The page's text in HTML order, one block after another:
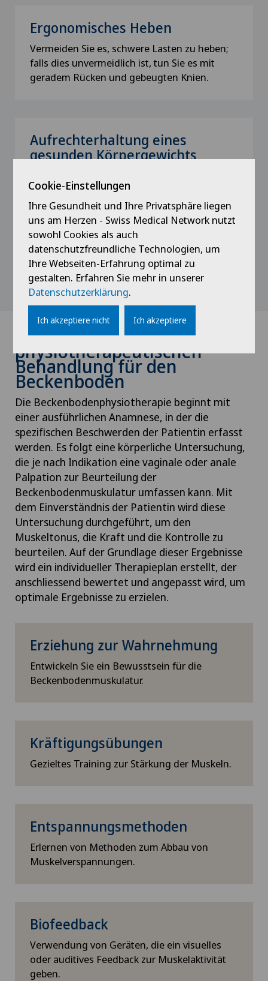
Ergonomisches Heben
Vermeiden Sie es, schwere Lasten zu heben;
falls dies unvermeidlich ist, tun Sie es mit
geradem Rücken und gebeugten Knien.
Aufrechterhaltung eines
gesunden Körpergewichts
Haltungsschulung
Nehmen Sie eine aufrechte Haltung ein, um
den Beckenboden zu entlasten.
Verlauf der
physiotherapeutischen
Behandlung für den
Beckenboden
Die Beckenbodenphysiotherapie beginnt mit
einer ausführlichen Anamnese, in der die
spezifischen Beschwerden der Patientin erfasst
werden. Es folgt eine körperliche Untersuchung,
die je nach Indikation eine vaginale oder anale
Palpation zur Beurteilung der
Beckenbodenmuskulatur umfassen kann. Mit
dem Einverständnis der Patientin wird diese
Untersuchung durchgeführt, um den
Muskeltonus, die Kraft und die Kontrolle zu
beurteilen. Auf der Grundlage dieser Ergebnisse
wird ein individueller Therapieplan erstellt, der
anschliessend bewertet und angepasst wird, um
optimale Ergebnisse zu erzielen.
Erziehung zur Wahrnehmung
Entwickeln Sie ein Bewusstsein für die
Beckenbodenmuskulatur.
Kräftigungsübungen
Gezieltes Training zur Stärkung der Muskeln.
Entspannungsmethoden
Erlernen von Methoden zum Abbau von
Muskelverspannungen.
Biofeedback
Verwendung von Geräten, die ein visuelles
oder auditives Feedback zur Muskelaktivität
geben.
Cookie-Einstellungen
Ihre Gesundheit und Ihre Privatsphäre liegen
uns am Herzen - Swiss Medical Network nutzt
sowohl Cookies als auch
datenschutzfreundliche Technologien, um
Ihre Webseiten-Erfahrung optimal zu
gestalten. Erfahren Sie mehr in unserer
Datenschutzerklärung.
Ich akzeptiere nicht Ich akzeptiere